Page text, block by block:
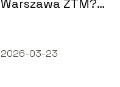
Warszawa ZTM?
2026-03-23